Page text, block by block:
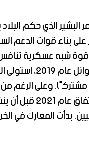
الذي حكم
بناء قوات الدعم
شبه عسكرية
أطاحت الاحتجاجات
وعلى الرغم من
السلطة لحكومة